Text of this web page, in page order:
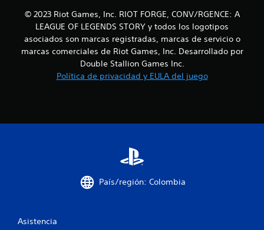
1
1
9
l
© 2023 Riot Games, Inc. RIOT FORGE, CONV/RGENCE: A
LEAGUE OF LEGENDS STORY y todos los logotipos
asociados son marcas registradas, marcas de servicio o
marcas comerciales de Riot Games, Inc. Desarrollado por
Double Stallion Games Inc.
Política de privacidad y EULA del juego
País/región: Colombia
Asistencia